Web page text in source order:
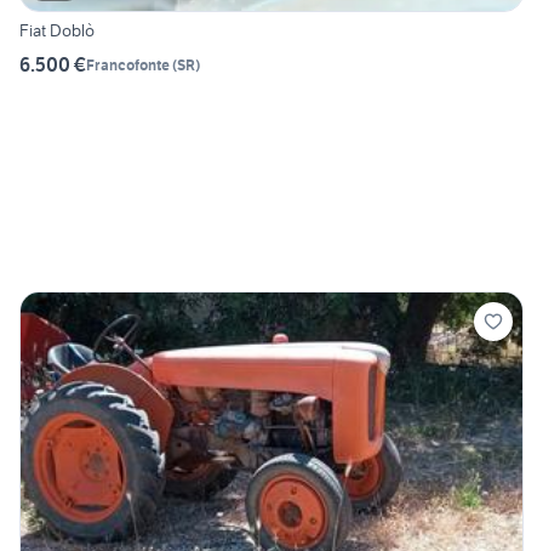
Fiat Doblò
6.500 €Francofonte(SR)